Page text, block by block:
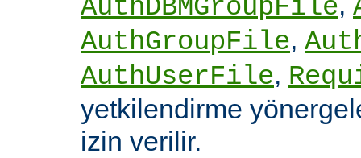
AuthDBMGroupFile
AuthGroupFile,
AuthUserFile,
yetkilendirme
izin verilir.